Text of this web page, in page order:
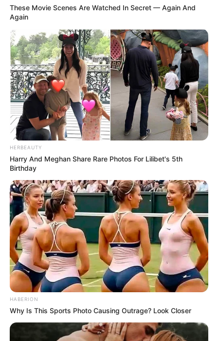
deiner Kreativität sind kaum Grenzen gesetzt.
Wichtig sind vor allem frische Zutaten und die
richtige Garzeit.
Wenn du also Lust auf ein mediterranes
Highlight hast, dann zögere nicht länger:
So
gelingt dir Dorade Rezept Ofen garantiert –
probiere es jetzt aus!Deine Familie und Gäste
werden begeistert sein.
These Movie Scenes Are Watched In Secret — Again And
Again
HERBEAUTY
Harry And Meghan Share Rare Photos For Lilibet's 5th
Birthday
HABERION
Why Is This Sports Photo Causing Outrage? Look Closer